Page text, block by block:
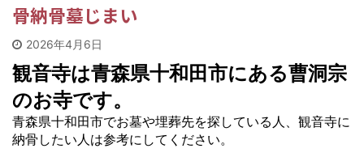
骨納骨墓じまい
2026年4月6日
観音寺は青森県十和田市にある曹洞宗
のお寺です。
青森県十和田市でお墓や埋葬先を探している人、観音寺に
納骨したい人は参考にしてください。